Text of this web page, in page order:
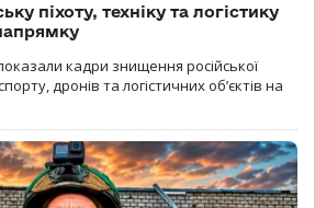
піхоту, техніку та логістику
кадри знищення російської
дронів та логістичних об’єктів на